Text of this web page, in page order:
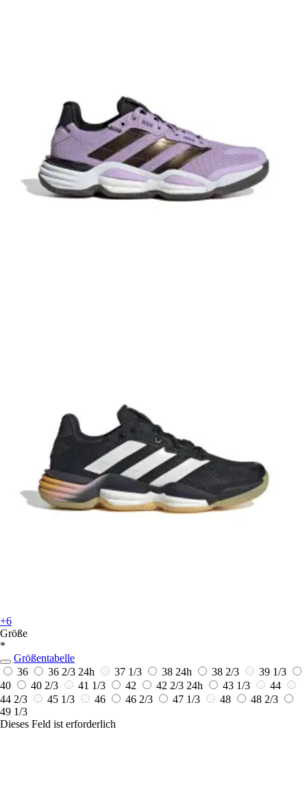
+6
Größe
*
Größentabelle
36
36 2/3 24h 37 1/3 38 24h 38 2/3
39 1/3
40
40 2/3 41 1/3 42 42 2/3 24h 43 1/3
44
44 2/3
45 1/3 46 46 2/3 47 1/3 48
48 2/3
49 1/3
Dieses Feld ist erforderlich